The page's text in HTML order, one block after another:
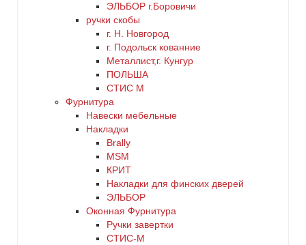
ЭЛЬБОР г.Боровичи
ручки скобы
г. Н. Новгород
г. Подольск кованние
Металлист,г. Кунгур
ПОЛЬША
СТИС М
Фурнитура
Навески мебельные
Накладки
Brally
MSM
КРИТ
Накладки для финских дверей
ЭЛЬБОР
Оконная Фурнитура
Ручки завертки
СТИС-М